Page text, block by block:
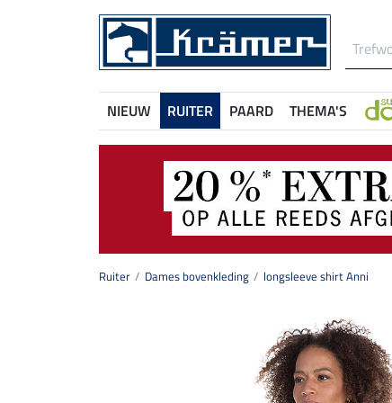
NIEUW RUITER PAARD THEMA'S
Ruiter Dames bovenkleding longsleeve shirt Anni